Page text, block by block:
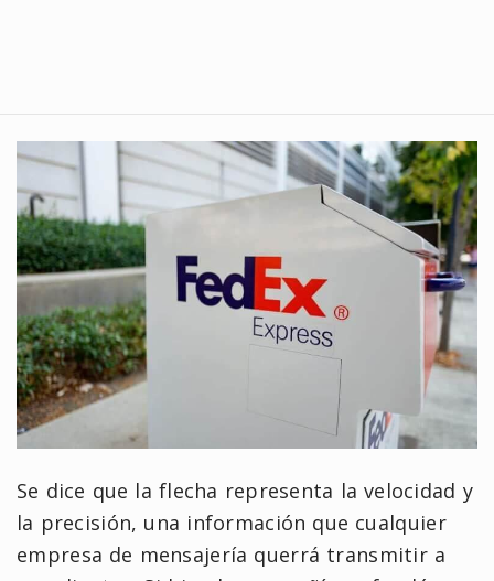
Se dice que la flecha representa la velocidad y
la precisión, una información que cualquier
empresa de mensajería querrá transmitir a